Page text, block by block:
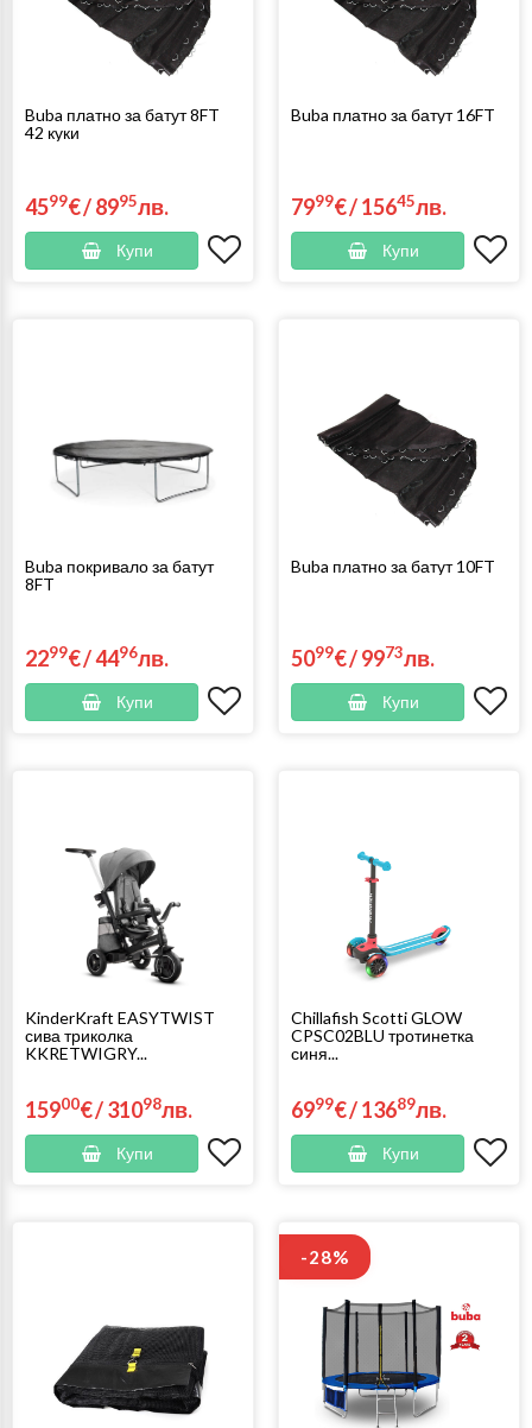
Buba платно за батут 8FT
42 куки
4599€/8995лв.
Купи
Buba платно за батут 16FT
7999€/15645лв.
Купи
Buba покривало за батут
8FT
2299€/4496лв.
Купи
Buba платно за батут 10FT
5099€/9973лв.
Купи
KinderKraft EASYTWIST
сива триколка
KKRETWIGRY...
15900€/31098лв.
Купи
Chillafish Scotti GLOW
CPSC02BLU тротинетка
синя...
6999€/13689лв.
Купи
-28%